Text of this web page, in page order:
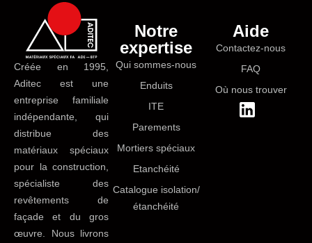
Créée en 1995,
Aditec est une
entreprise familiale
indépendante, qui
distribue des
matériaux spéciaux
pour la construction,
spécialiste des
revêtements de
façade et du gros
œuvre. Nous livrons
Notre
expertise
Qui sommes-nous
Enduits
ITE
Parements
Mortiers spéciaux
Etanchéité
Catalogue isolation/
étanchéité
Aide
Contactez-nous
FAQ
Où nous trouver